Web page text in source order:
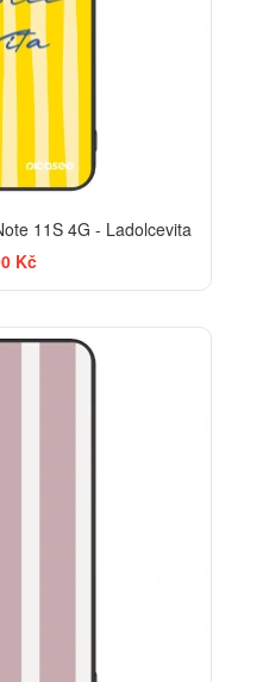
11S 4G - Ladolcevita
Kč